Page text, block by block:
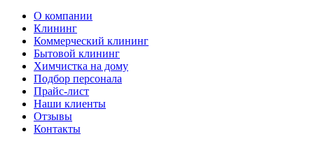
О компании
Клининг
Коммерческий клининг
Бытовой клининг
Химчистка на дому
Подбор персонала
Прайс-лист
Наши клиенты
Отзывы
Контакты